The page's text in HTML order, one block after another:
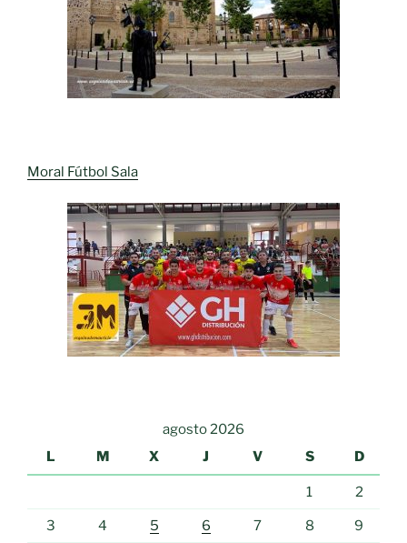
Moral Fútbol Sala
agosto 2026
L
M X J V S D
1 2
3 4 5 6 7 8 9